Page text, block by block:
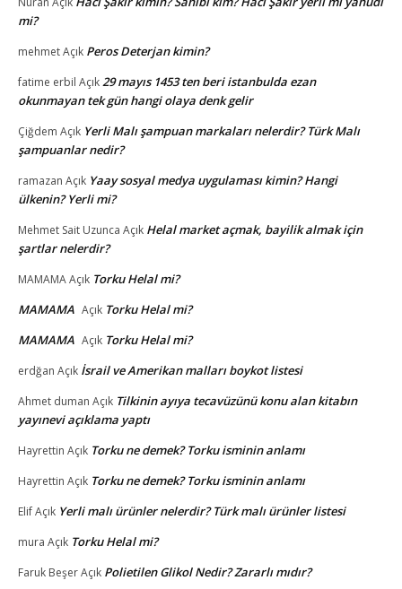
mi?
mehmetAçık Peros Deterjan kimin?
fatime erbil Açık29 mayıs 1453 ten beri istanbulda ezan
okunmayan tek gün hangi olaya denk gelir
Çiğdem Açık Yerli Malı şampuan markaları nelerdir? Türk Malı
şampuanlar nedir?
ramazan Açık Yaay sosyal medya uygulaması kimin? Hangi
ülkenin? Yerli mi?
Mehmet Sait Uzunca Açık Helal market açmak, bayilik almak için
şartlar nelerdir?
MAMAMAAçık Torku Helal mi?
MAMAMA Açık Torku Helal mi?
MAMAMA Açık Torku Helal mi?
erdğan Açık İsrail ve Amerikan malları boykot listesi
Ahmet duman Açık Tilkinin ayıya tecavüzünü konu alan kitabın
yayınevi açıklama yaptı
Hayrettin Açık Torku ne demek? Torku isminin anlamı
Hayrettin Açık Torku ne demek? Torku isminin anlamı
ElifAçık Yerli malı ürünler nelerdir? Türk malı ürünler listesi
mura Açık Torku Helal mi?
Faruk BeşerAçık Polietilen Glikol Nedir? Zararlı mıdır?